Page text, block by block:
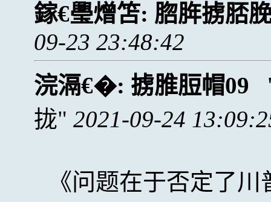
鎵€璺熷笘: 脗脌掳脴
09-23 23:48:42
浣滆€�: 掳脽脰帽09
拢
2021-09-24
《问题在于否定了